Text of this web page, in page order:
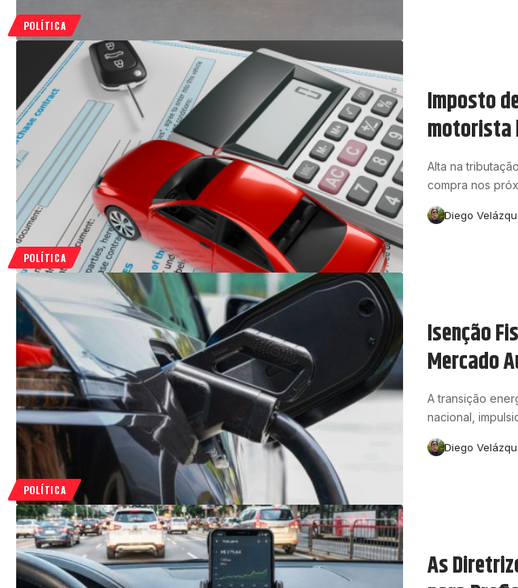
POLÍTICA
POLÍTICA
Imposto
motorista
Alta na
compra nos
Diego
POLÍTICA
Isenção
Mercado
A transição
nacional,
Diego
As